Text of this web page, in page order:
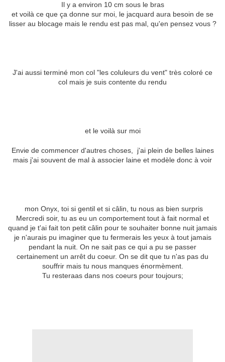
Il y a environ 10 cm sous le bras
et voilà ce que ça donne sur moi, le jacquard aura besoin de se
lisser au blocage mais le rendu est pas mal, qu'en pensez vous ?
J'ai aussi terminé mon col "les coluleurs du vent" très coloré ce
col mais je suis contente du rendu
et le voilà sur moi
Envie de commencer d'autres choses, j'ai plein de belles laines
mais j'ai souvent de mal à associer laine et modèle donc à voir
mon Onyx, toi si gentil et si câlin, tu nous as bien surpris
Mercredi soir, tu as eu un comportement tout à fait normal et
quand je t'ai fait ton petit câlin pour te souhaiter bonne nuit jamais
je n'aurais pu imaginer que tu fermerais les yeux à tout jamais
pendant la nuit. On ne sait pas ce qui a pu se passer
certainement un arrêt du coeur. On se dit que tu n'as pas du
souffrir mais tu nous manques énormèment.
Tu resteraas dans nos coeurs pour toujours;